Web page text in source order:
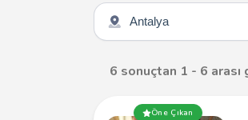
Şehir seçin
6 sonuçtan 1 - 6
Öne Çıkan